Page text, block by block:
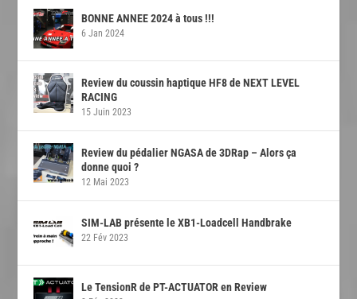
BONNE ANNEE 2024 à tous !!!
6 Jan 2024
Review du coussin haptique HF8 de NEXT LEVEL
RACING
15 Juin 2023
Review du pédalier NGASA de 3DRap – Alors ça
donne quoi ?
12 Mai 2023
SIM-LAB présente le XB1-Loadcell Handbrake
22 Fév 2023
Le TensionR de PT-ACTUATOR en Review